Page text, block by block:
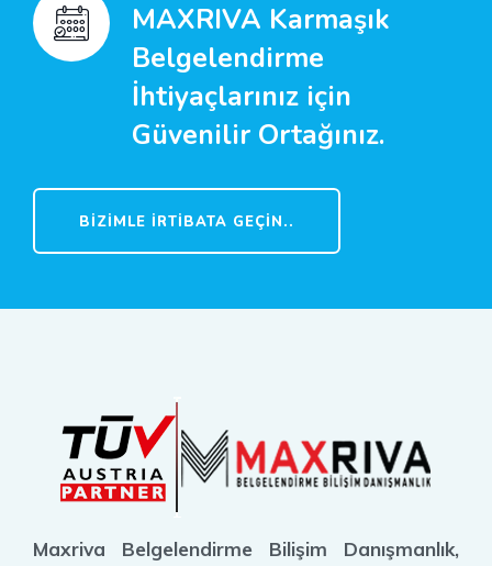
MAXRIVA Karmaşık
Belgelendirme
İhtiyaçlarınız için
Güvenilir Ortağınız.
BIZIMLE İRTIBATA GEÇIN..
Maxriva Belgelendirme Bilişim Danışmanlık,